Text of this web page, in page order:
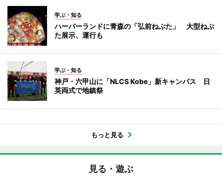
学ぶ・知る
ハーバーランドに青森の「弘前ねぷた」 大型ねぷ
た展示、運行も
学ぶ・知る
神戸・六甲山に「NLCS Kobe」新キャンパス 日
英両式で地鎮祭
もっと見る
見る・遊ぶ